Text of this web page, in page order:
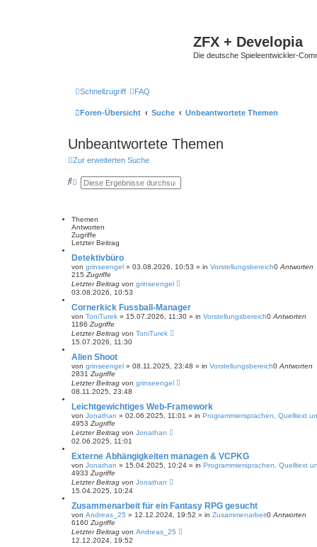
ZFX + Developia
Die deutsche Spieleentwickler-
Schnellzugriff FAQ
Foren-Übersicht Suche Unbeantwortete Themen
Unbeantwortete Themen
Zur erweiterten Suche
S E
t
e
r
t
e
S
u
c
h
Themen
Antworten
Zugriffe
Letzter Beitrag
Detektivbüro
von grinseengel » 03.08.2026, 10:53 » in Vorstellungsbereich0 Antworten
215 Zugriffe
Letzter Beitrag von grinseengel
03.08.2026, 10:53
Cornerkick Fussball-Manager
von ToniTurek » 15.07.2026, 11:30 » in Vorstellungsbereich0 Antworten
1186 Zugriffe
Letzter Beitrag von ToniTurek
15.07.2026, 11:30
Alien Shoot
von grinseengel » 08.11.2025, 23:48 » in Vorstellungsbereich0 Antworten
2831 Zugriffe
Letzter Beitrag von grinseengel
08.11.2025, 23:48
Leichtgewichtiges Web-Framework
von Jonathan » 02.06.2025, 11:01 » in Programmiersprachen, Quelltext
4953 Zugriffe
Letzter Beitrag von Jonathan
02.06.2025, 11:01
Externe Abhängigkeiten managen & VCPKG
von Jonathan » 15.04.2025, 10:24 » in Programmiersprachen, Quelltext
4933 Zugriffe
Letzter Beitrag von Jonathan
15.04.2025, 10:24
Zusammenarbeit für ein Fantasy RPG gesucht
von Andreas_25 » 12.12.2024, 19:52 » in Zusammenarbeit0 Antworten
6160 Zugriffe
Letzter Beitrag von Andreas_25
12.12.2024, 19:52